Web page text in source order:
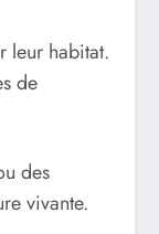
leur habitat.
de
des
vivante.